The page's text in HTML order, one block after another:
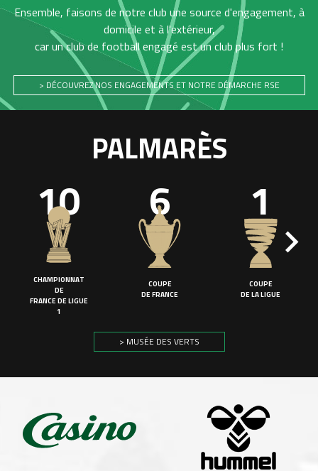
Ensemble, faisons de notre club une source d'engagement, à
domicile et à l'extérieur,
car un club de football engagé est un club plus fort !
> DÉCOUVREZ NOS ENGAGEMENTS ET NOTRE DÉMARCHE RSE
PALMARÈS
10
CHAMPIONNAT
DE
FRANCE DE LIGUE
1
6
COUPE
DE FRANCE
1
COUPE
DE LA LIGUE
> MUSÉE DES VERTS